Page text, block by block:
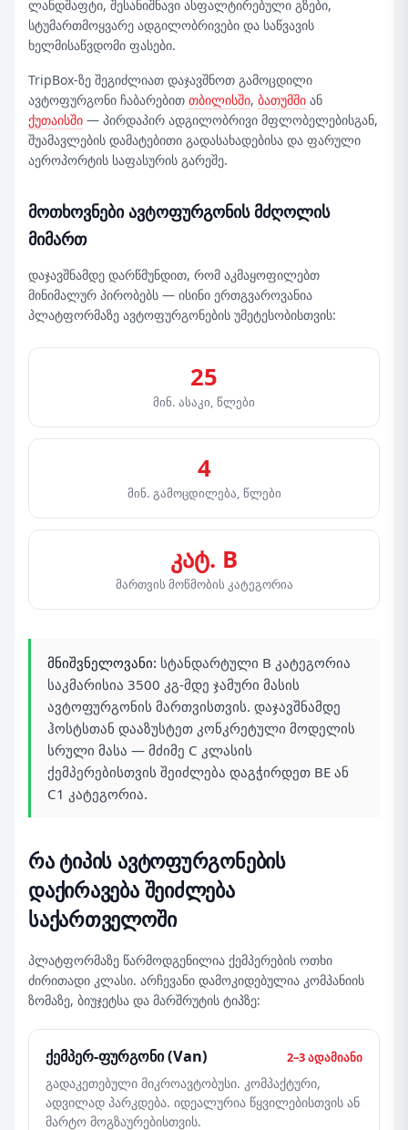
ლანდშაფტი, შესანიშნავი ასფალტირებული გზები,
სტუმართმოყვარე ადგილობრივები და საწვავის
ხელმისაწვდომი ფასები.
TripBox-ზე შეგიძლიათ დაჯავშნოთ გამოცდილი
ავტოფურგონი ჩაბარებით თბილისში, ბათუმში ან
ქუთაისში — პირდაპირ ადგილობრივი მფლობელებისგან,
შუამავლების დამატებითი გადასახადებისა და ფარული
აეროპორტის საფასურის გარეშე.
მოთხოვნები ავტოფურგონის მძღოლის
მიმართ
დაჯავშნამდე დარწმუნდით, რომ აკმაყოფილებთ
მინიმალურ პირობებს — ისინი ერთგვაროვანია
პლატფორმაზე ავტოფურგონების უმეტესობისთვის:
25
მინ. ასაკი, წლები
4
მინ. გამოცდილება, წლები
კატ. B
მართვის მოწმობის კატეგორია
მნიშვნელოვანი: სტანდარტული B კატეგორია
საკმარისია 3500 კგ-მდე ჯამური მასის
ავტოფურგონის მართვისთვის. დაჯავშნამდე
ჰოსტსთან დააზუსტეთ კონკრეტული მოდელის
სრული მასა — მძიმე C კლასის
ქემპერებისთვის შეიძლება დაგჭირდეთ BE ან
C1 კატეგორია.
რა ტიპის ავტოფურგონების
დაქირავება შეიძლება
საქართველოში
პლატფორმაზე წარმოდგენილია ქემპერების ოთხი
ძირითადი კლასი. არჩევანი დამოკიდებულია კომპანიის
ზომაზე, ბიუჯეტსა და მარშრუტის ტიპზე:
ქემპერ-ფურგონი (Van) 2–3 ადამიანი
გადაკეთებული მიკროავტობუსი. კომპაქტური,
ადვილად პარკდება. იდეალურია წყვილებისთვის ან
მარტო მოგზაურებისთვის.